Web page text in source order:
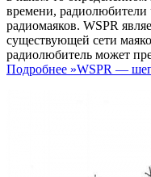
времени, радиолюбители
радиомаяков. WSPR
существующей сети
радиолюбитель может
Подробнее »WSPR —